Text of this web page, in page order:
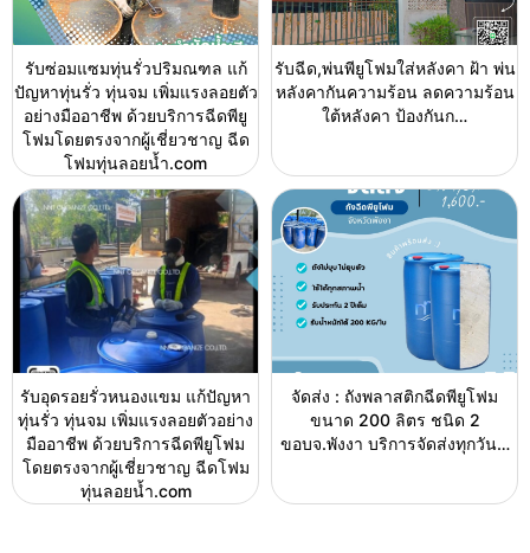
รับซ่อมแซมทุ่นรั่วปริมณฑล แก้
ปัญหาทุ่นรั่ว ทุ่นจม เพิ่มแรงลอยตัว
อย่างมืออาชีพ ด้วยบริการฉีดพียู
โฟมโดยตรงจากผู้เชี่ยวชาญ ฉีด
โฟมทุ่นลอยน้ำ.com
รับฉีด,พ่นพียูโฟมใส่หลังคา ฝ้า พ่น
หลังคากันความร้อน ลดความร้อน
ใต้หลังคา ป้องกันก…
รับอุดรอยรั่วหนองแขม แก้ปัญหา
ทุ่นรั่ว ทุ่นจม เพิ่มแรงลอยตัวอย่าง
มืออาชีพ ด้วยบริการฉีดพียูโฟม
โดยตรงจากผู้เชี่ยวชาญ ฉีดโฟม
ทุ่นลอยน้ำ.com
จัดส่ง : ถังพลาสติกฉีดพียูโฟม
ขนาด 200 ลิตร ชนิด 2
ขอบจ.พังงา บริการจัดส่งทุกวัน…